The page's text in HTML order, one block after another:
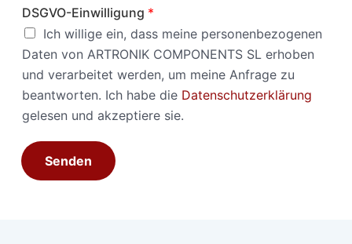
DSGVO-Einwilligung *
Ich willige ein, dass meine personenbezogenen
Daten von ARTRONIK COMPONENTS SL erhoben
und verarbeitet werden, um meine Anfrage zu
beantworten. Ich habe die Datenschutzerklärung
gelesen und akzeptiere sie.
Senden